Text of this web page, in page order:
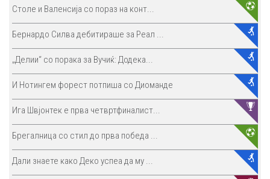
Столе и Валенсија со пораз на конт...
Бернардо Силва дебитираше за Реал ...
„Делии“ со порака за Вучиќ: Додека...
И Нотингем форест потпиша со Диоманде
Ига Швјонтек е прва четвртфиналист...
Брегалница со стил до прва победа ...
Дали знаете како Деко успеа да му ...